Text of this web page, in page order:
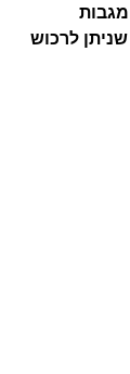
מגבות
שניתן לרכוש